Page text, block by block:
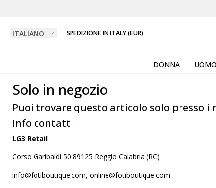
SPEDIZIONE IN ITALY (EUR)
DONNA UOMO
Solo in negozio
Puoi trovare questo articolo solo presso
Info contatti
LG3 Retail
Corso Garibaldi 50 89125 Reggio Calabria (RC)
info@fotiboutique.com, online@fotiboutique.com